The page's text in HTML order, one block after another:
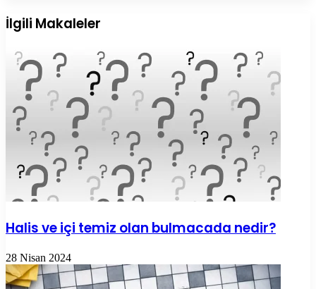
ile
paylaş
İlgili Makaleler
Halis ve içi temiz olan bulmacada nedir?
28 Nisan 2024